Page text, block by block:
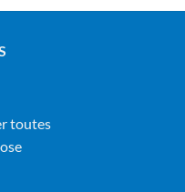
toutes